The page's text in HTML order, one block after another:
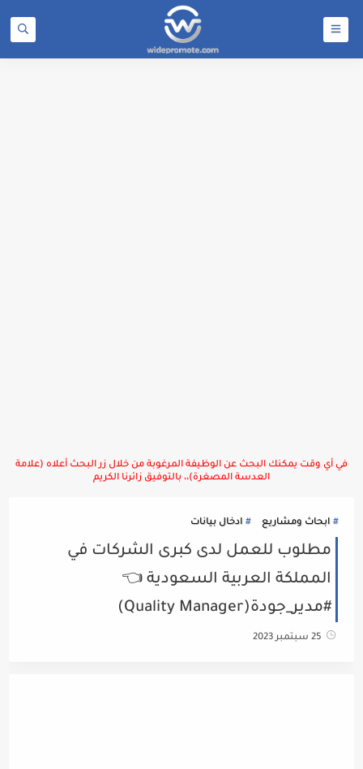
في أي وقت يمكنك البحث عن الوظيفة المرغوبة من خلال زر البحث أعلاه (علامة
العدسة المصغرة)،، بالتوفيق زائرنا الكريم
ابحاث ومشاريع ادخال بيانات
مطلوب للعمل لدى كبرى الشركات في
المملكة العربية السعودية 👈
#مدير_جودة(Quality Manager)
25 سبتمبر 2023